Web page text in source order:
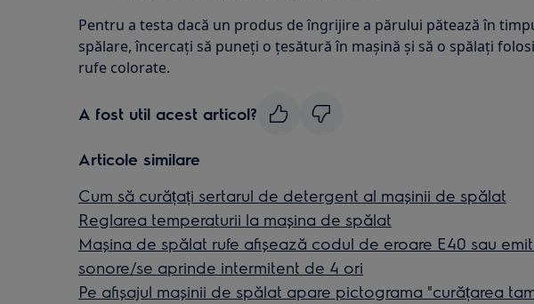
Pentru a testa dacă un produs de îngrijire a părului pătează în
spălare, încercați să puneți o țesătură în mașină și să o spălați
rufe colorate.
A fost util acest articol?
Articole similare
Cum să curățați sertarul de detergent al mașinii de spălat
Reglarea temperaturii la mașina de spălat
Mașina de spălat rufe afișează codul de eroare E40 sau
sonore/se aprinde intermitent de 4 ori
Pe afișajul mașinii de spălat apare pictograma "curățarea